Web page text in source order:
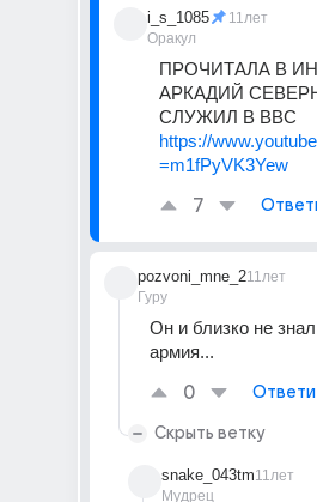
i_s_1085
Оракул
11лет
ПРОЧИТАЛА В
АРКАДИЙ
СЛУЖИЛ В ВВС
https://
=m1fPyVK3Yew
7
pozvoni_mne_2
Гуру
11лет
Он и близко не
армия...
0
Скрыть ветку
snake_043tm
Мудрец
11лет